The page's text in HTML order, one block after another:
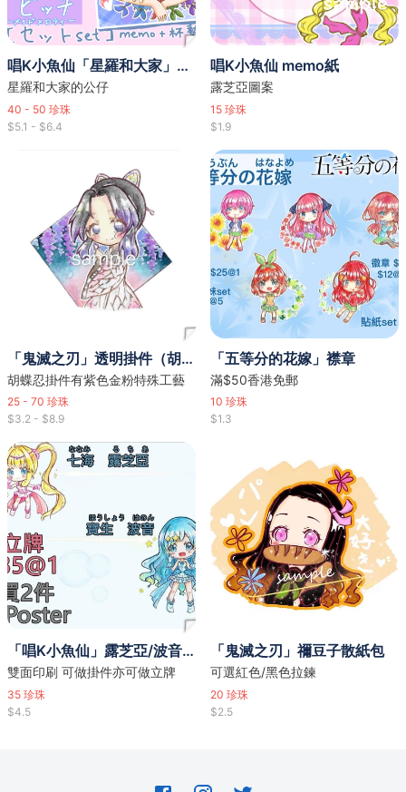
唱K小魚仙「星羅和大家」杯墊
星羅和大家的公仔
40 - 50 珍珠
$5.1 - $6.4
唱K小魚仙 memo紙
露芝亞圖案
15 珍珠
$1.9
「鬼滅之刃」透明掛件（胡蝶忍/禰豆子/香奈乎）
胡蝶忍掛件有紫色金粉特殊工藝
25 - 70 珍珠
$3.2 - $8.9
「五等分的花嫁」襟章
滿$50香港免郵
10 珍珠
$1.3
「唱K小魚仙」露芝亞/波音/麗娜立牌掛件
雙面印刷 可做掛件亦可做立牌
35 珍珠
$4.5
「鬼滅之刃」禰豆子散紙包
可選紅色/黑色拉鍊
20 珍珠
$2.5